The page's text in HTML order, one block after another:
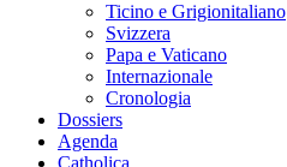
Ticino e Grigionitaliano
Svizzera
Papa e Vaticano
Internazionale
Cronologia
Dossiers
Agenda